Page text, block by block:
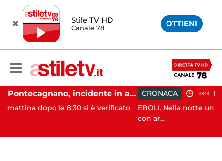
Stile TV HD
Canale 78 OTTIENI
Pontecagnano, incidente in autostrada: 5 giovani feriti
le 8:30 si è verificato
CRONACA 08:13
EBOLI. Nella notte un uomo e’ stato